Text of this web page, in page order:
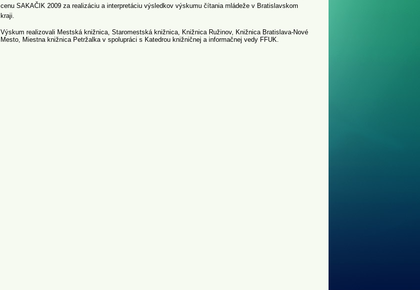
cenu SAKAČIK 2009 za realizáciu a interpretáciu výsledkov výskumu čítania mládeže v Bratislavskom
kraji.
Výskum realizovali Mestská knižnica, Staromestská knižnica, Knižnica Ružinov, Knižnica Bratislava-Nové
Mesto, Miestna knižnica Petržalka v spolupráci s Katedrou knižničnej a informačnej vedy FFUK.